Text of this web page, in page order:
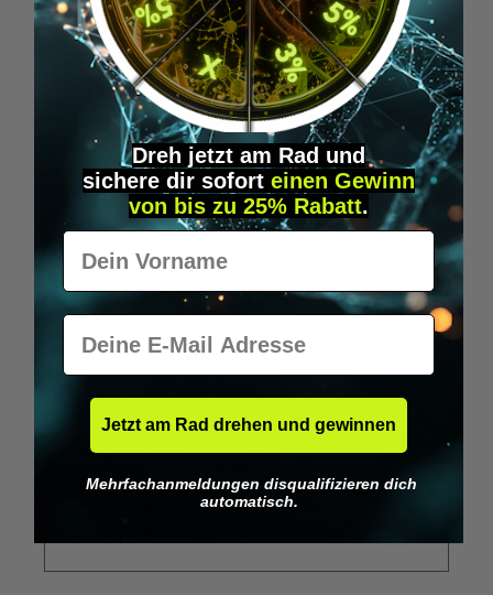
RFID USB stick - for xNT & xM1+ (HF)
€19.95*
Skip product gallery
Similar Items
Dreh jetzt am Rad und
sichere dir sofort einen Gewinn
von bis zu 25% Rabatt.
Vorname
E-Mail
Jetzt am Rad drehen und gewinnen
Mehrfachanmeldungen disqualifizieren dich
automatisch.